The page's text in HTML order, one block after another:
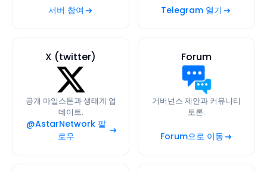
서버 참여 Telegram 열기
X (twitter)
공개 마일스톤과 생태계 업
데이트.
@AstarNetwork 팔
로우
Forum
거버넌스 제안과 커뮤니티
토론.
Forum으로 이동